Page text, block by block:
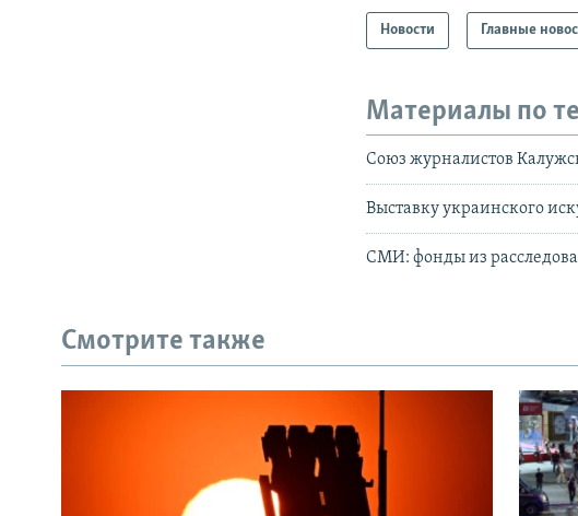
Новости Главные
Материалы по
Союз журналистов
Выставку украинского
СМИ: фонды из
Смотрите также